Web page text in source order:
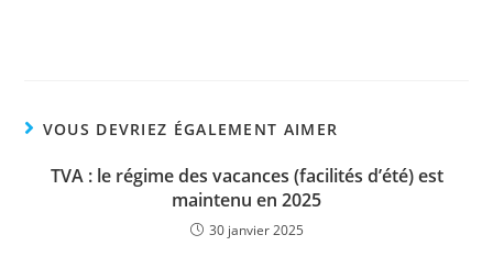
VOUS DEVRIEZ ÉGALEMENT AIMER
TVA : le régime des vacances (facilités d’été) est
maintenu en 2025
30 janvier 2025